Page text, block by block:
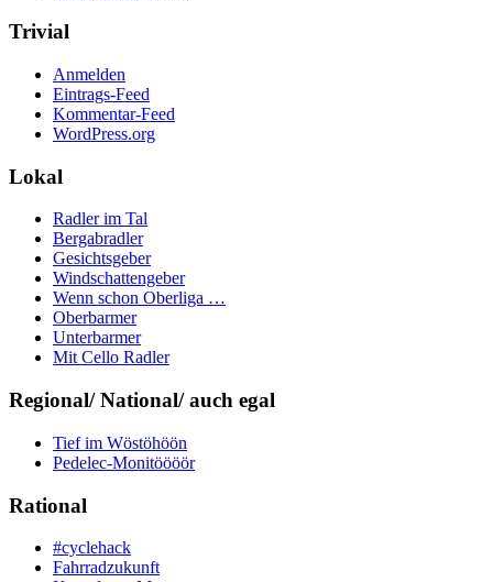
Trivial
Anmelden
Eintrags-Feed
Kommentar-Feed
WordPress.org
Lokal
Radler im Tal
Bergabradler
Gesichtsgeber
Windschattengeber
Wenn schon Oberliga …
Oberbarmer
Unterbarmer
Mit Cello Radler
Regional/ National/ auch egal
Tief im Wöstöhöön
Pedelec-Monitöööör
Rational
#cyclehack
Fahrradzukunft